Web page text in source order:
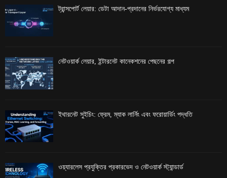
ট্রান্সপোর্ট লেয়ার: ডেটা আদান-প্রদানের নির্ভরযোগ্য মাধ্যম
নেটওয়ার্ক লেয়ার, ইন্টারনেট কানেকশনের পেছনের গল্প
ইথারনেট সুইচিং: ফ্রেম, ম্যাক লার্নিং এবং ফরোয়ার্ডিং পদ্ধতি
ওয়্যারলেস প্রযুক্তির প্রকারভেদ ও নেটওয়ার্ক স্ট্যান্ডার্ড